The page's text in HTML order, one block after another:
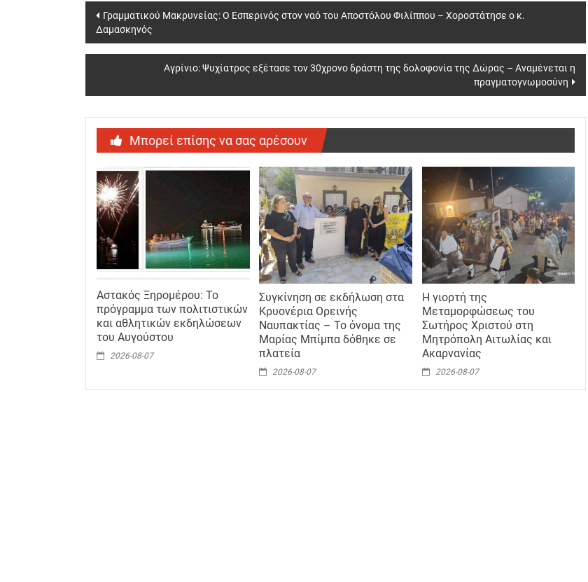
Post
navigation
Γραμματικού Μακρυνείας: Ο Εσπερινός στον ναό του Αποστόλου Φιλίππου – Χοροστάτησε ο κ.
Δαμασκηνός
Αγρίνιο: Ψυχίατρος εξέτασε τον 30χρονο δράστη της δολοφονία της Δώρας – Αναμένεται η
πραγματογνωμοσύνη
Μπορεί επίσης να σας αρέσουν
Αστακός Ξηρομέρου: Το
πρόγραμμα των πολιτιστικών
και αθλητικών εκδηλώσεων
του Αυγούστου
2026-08-07
Συγκίνηση σε εκδήλωση στα
Κρυονέρια Ορεινής
Ναυπακτίας – Το όνομα της
Μαρίας Μπίμπα δόθηκε σε
πλατεία
2026-08-07
Η γιορτή της
Μεταμορφώσεως του
Σωτήρος Χριστού στη
Μητρόπολη Αιτωλίας και
Ακαρνανίας
2026-08-07